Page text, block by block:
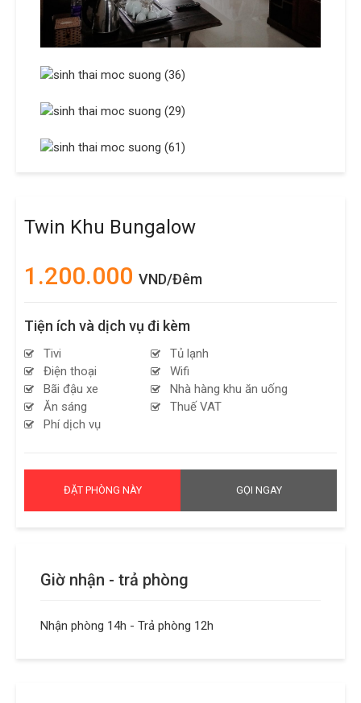
Twin Khu Bungalow
1.200.000 VND/Đêm
Tiện ích và dịch vụ đi kèm
Tivi
Tủ lạnh
Điện thoại
Wifi
Bãi đậu xe
Nhà hàng khu ăn uống
Ăn sáng
Thuế VAT
Phí dịch vụ
ĐẶT PHÒNG NÀY GỌI NGAY
Giờ nhận - trả phòng
Nhận phòng 14h - Trả phòng 12h